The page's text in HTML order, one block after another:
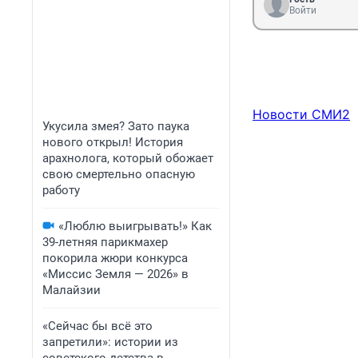
Укусила змея? Зато паука
нового открыл! История
арахнолога, который обожает
свою смертельно опасную
работу
«Люблю выигрывать!» Как
39-летняя парикмахер
покорила жюри конкурса
«Миссис Земля — 2026» в
Малайзии
«Сейчас бы всё это
запретили»: истории из
Войти
Новости СМИ2